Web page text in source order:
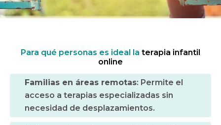
Para qué personas es ideal la terapia infantil
online
Familias en áreas remotas: Permite el
acceso a terapias especializadas sin
necesidad de desplazamientos.